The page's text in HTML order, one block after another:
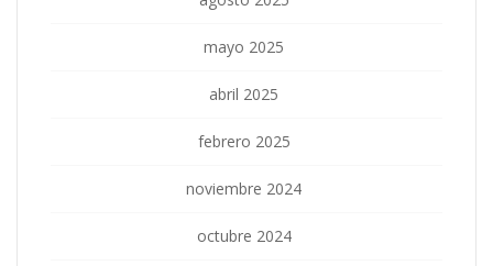
mayo 2025
abril 2025
febrero 2025
noviembre 2024
octubre 2024